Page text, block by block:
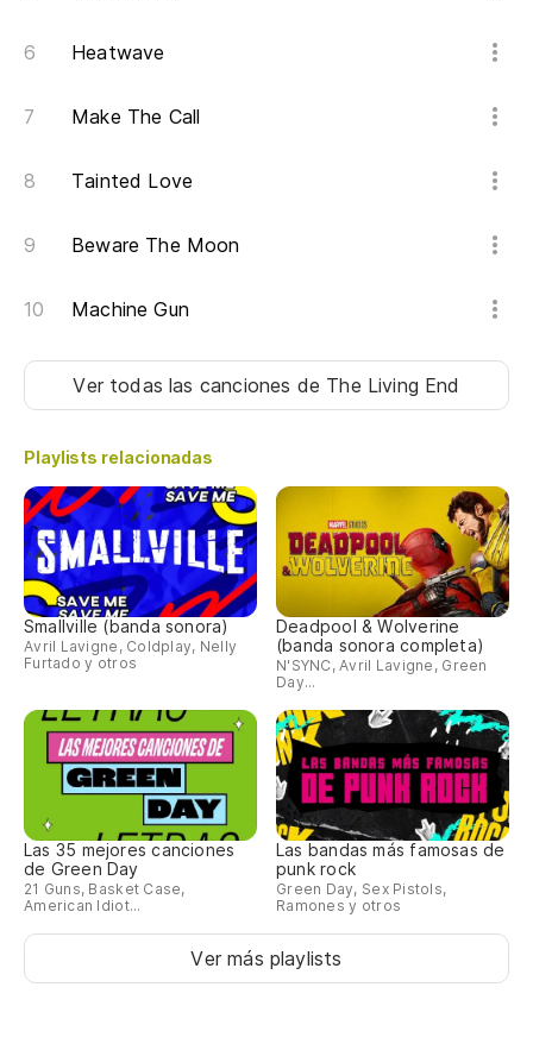
Heatwave
Make The Call
Tainted Love
Beware The Moon
Machine Gun
Ver todas las canciones de The Living End
Playlists relacionadas
Smallville (banda sonora)
Avril Lavigne, Coldplay, Nelly
Furtado y otros
Deadpool & Wolverine
(banda sonora completa)
N'SYNC, Avril Lavigne, Green
Day...
Las 35 mejores canciones
de Green Day
21 Guns, Basket Case,
American Idiot...
Las bandas más famosas de
punk rock
Green Day, Sex Pistols,
Ramones y otros
Ver más playlists